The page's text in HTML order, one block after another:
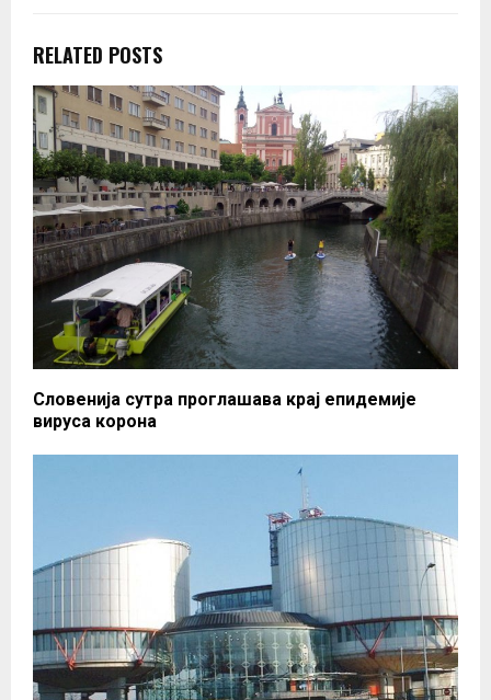
RELATED POSTS
Словенија сутра проглашава крај епидемије
вируса корона